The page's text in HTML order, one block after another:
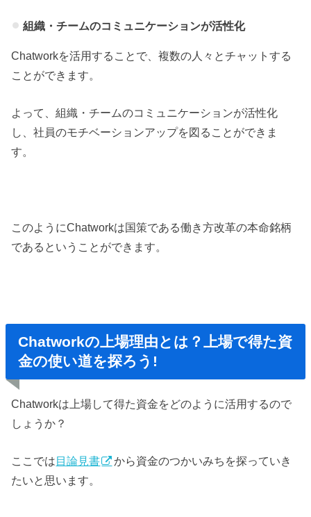
組織・チームのコミュニケーションが活性化
Chatworkを活用することで、複数の人々とチャットする
ことができます。
よって、組織・チームのコミュニケーションが活性化
し、社員のモチベーションアップを図ることができま
す。
このようにChatworkは国策である働き方改革の本命銘柄
であるということができます。
Chatworkの上場理由とは？上場で得た資
金の使い道を探ろう!
Chatworkは上場して得た資金をどのように活用するので
しょうか？
ここでは 目論見書
から資金のつかいみちを探っていき
たいと思います。